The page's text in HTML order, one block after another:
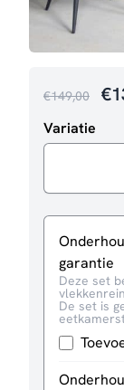
€149,00 €
Variatie
garantie
Deze set
De set is